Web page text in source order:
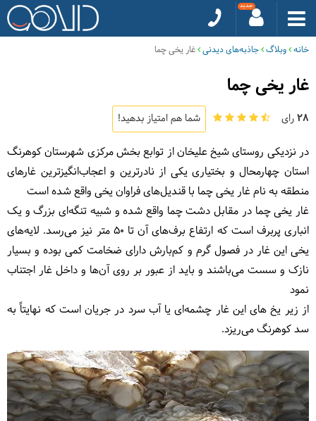
خانه وبلاگ جاذبه‌های دیدنی غار یخی چما
غار یخی چما
28رای شما هم امتیاز بدهید!
در نزدیکی روستای شیخ علیخان از توابع بخش مرکزی شهرستان کوهرنگ
استان چهارمحال و بختیاری یکی از نادرترین و اعجاب‌انگیزترین غارهای
منطقه به نام غار یخی چما با قندیل‌های فراوان یخی واقع شده است
غار یخی چما در مقابل دشت چما واقع شده و شبیه تنگه‌ای بزرگ و یک
انباری پربرف است که ارتفاع برف‌های آن تا ۵۰ متر نیز می‌رسد. لایه‌های
یخی این غار در فصول گرم و کم‌بارش دارای ضخامت کمی بوده و بسیار
نازک و سست می‌باشند و باید از عبور بر روی آن‌ها و داخل غار اجتناب
نمود
از زیر یخ های این غار چشمه‌ای یا آب سرد در جریان است که نهایتاً به
سد کوهرنگ می‌ریزد.